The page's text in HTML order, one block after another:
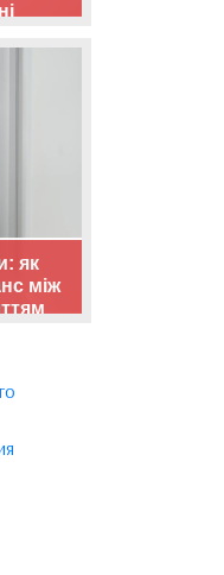
як
між